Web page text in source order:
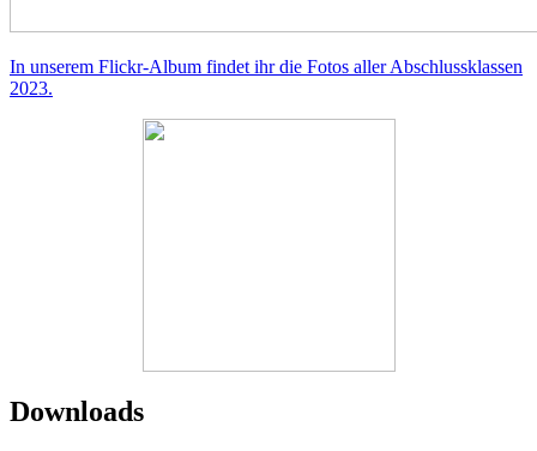
In unserem Flickr-Album findet ihr die Fotos aller Abschlussklassen
2023.
Downloads